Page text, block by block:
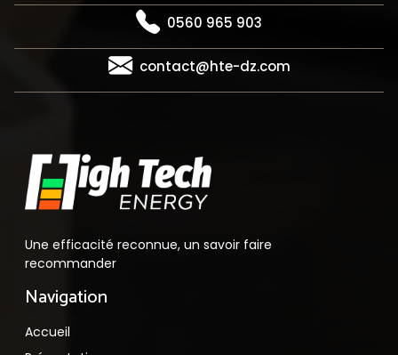
0560 965 903
contact@hte-dz.com
Une efficacité reconnue, un savoir faire
recommander
Navigation
Accueil